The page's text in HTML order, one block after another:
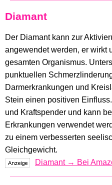
Diamant
Der Diamant kann zur
angewendet werden, er wirkt
gesamten Organismus.
punktuellen
Darmerkrankungen und
Stein einen positiven
und Kraftspender und kann
Erkrankungen verwendet
zu einem verbesserten
Gleichgewicht.
Diamant → Bei